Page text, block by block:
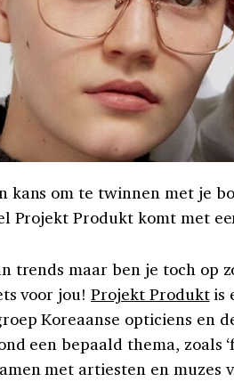
kans om te twinnen met je
Projekt Produkt komt met
trends maar ben je toch op
voor jou!Projekt Produktis
Koreaanse opticiens en
een bepaald thema, zoals
met artiesten en